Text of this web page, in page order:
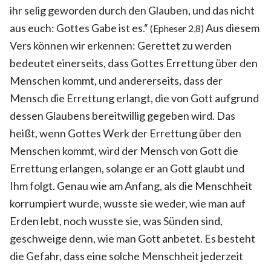
ihr selig geworden durch den Glauben, und das nicht
aus euch: Gottes Gabe ist es.“ (Epheser 2,8) Aus diesem
Vers können wir erkennen: Gerettet zu werden
bedeutet einerseits, dass Gottes Errettung über den
Menschen kommt, und andererseits, dass der
Mensch die Errettung erlangt, die von Gott aufgrund
dessen Glaubens bereitwillig gegeben wird. Das
heißt, wenn Gottes Werk der Errettung über den
Menschen kommt, wird der Mensch von Gott die
Errettung erlangen, solange er an Gott glaubt und
Ihm folgt. Genau wie am Anfang, als die Menschheit
korrumpiert wurde, wusste sie weder, wie man auf
Erden lebt, noch wusste sie, was Sünden sind,
geschweige denn, wie man Gott anbetet. Es besteht
die Gefahr, dass eine solche Menschheit jederzeit